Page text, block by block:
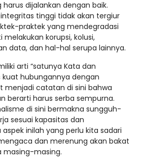
dijalankan dengan baik.
tinggi tidak akan tergiur
praktek yang mendegradasi
korupsi, kolusi,
data, dan hal-hal serupa lainnya.
arti “satunya Kata dan
hubungannya dengan
menjadi catatan di sini bahwa
berarti harus serba sempurna.
di sini bermakna sungguh-
sesuai kapasitas dan
aspek inilah yang perlu kita sadari
dan merenung akan bakat
masing-masing.